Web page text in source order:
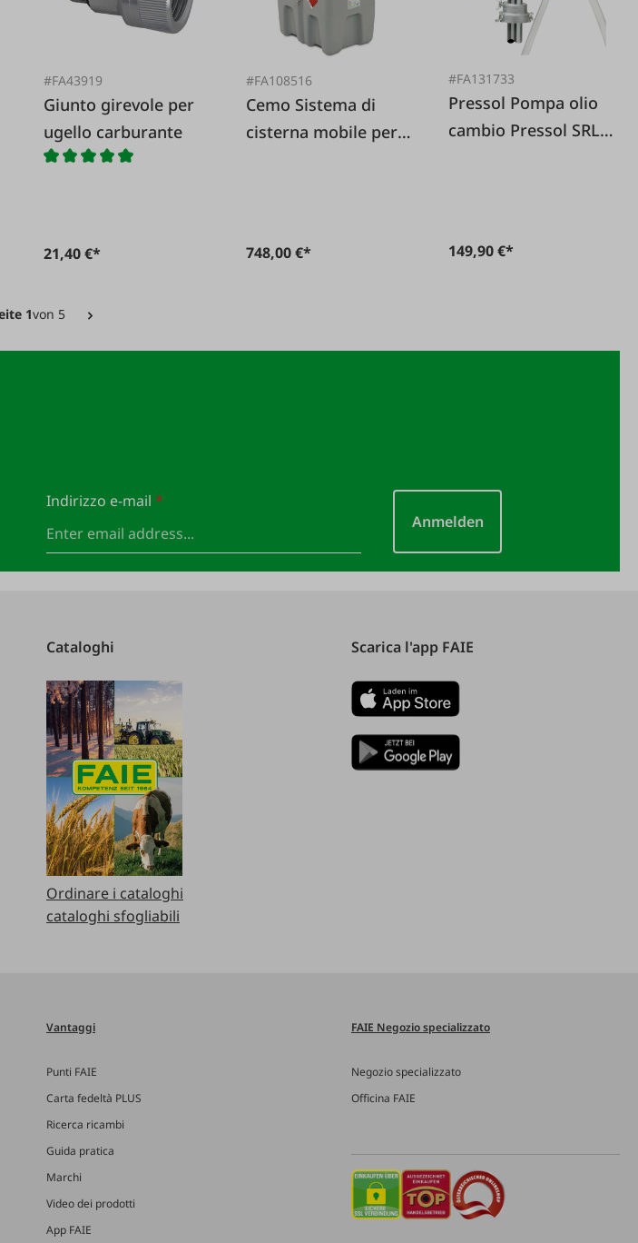
#FA43919
Giunto girevole per
ugello carburante
21,40 €*
#FA108516
Cemo Sistema di
cisterna mobile per
748,00 €*
#FA131733
Pressol Pompa olio
cambio Pressol SRL
149,90 €*
1von 5
Indirizzo e-mail *
Anmelden
Cataloghi
Ordinare i cataloghi
cataloghi sfogliabili
Scarica l'app FAIE
Vantaggi
Punti FAIE
Carta fedeltà PLUS
Ricerca ricambi
Guida pratica
Marchi
Video dei prodotti
App FAIE
FAIE Negozio specializzato
Negozio specializzato
Officina FAIE